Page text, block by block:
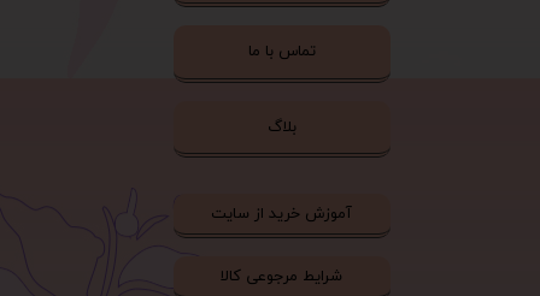
تماس با ما
بلاگ
آموزش خرید از سایت
شرایط مرجوعی کالا